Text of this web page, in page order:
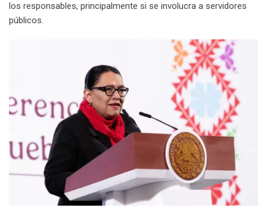
los responsables, principalmente si se involucra a servidores
públicos.